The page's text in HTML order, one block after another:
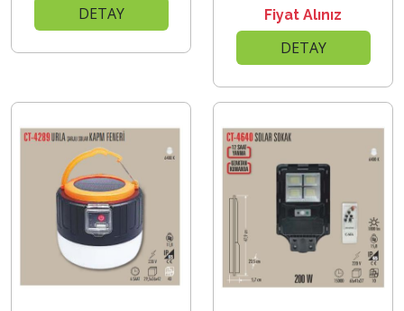
DETAY
Fiyat Alınız
DETAY